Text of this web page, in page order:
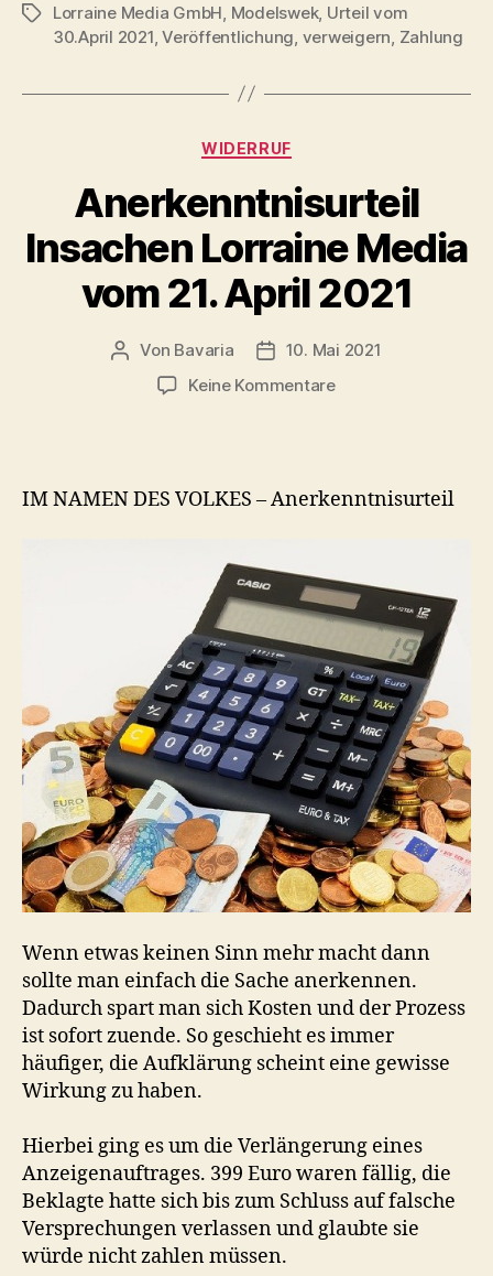
Schlagwörter
Lorraine Media GmbH Modelswek, Urteil vom
30.April 2021 ,Veröffentlichung verweigern Zahlung
Kategorien
WIDERRUF
Anerkenntnisurteil
Insachen Lorraine Media
vom 21. April 2021
Beitragsautor
Von Bavaria Veröffentlichungsdatum
10. Mai 2021
Keine Kommentarezu
vom
2021
IM NAMEN DES VOLKES – Anerkenntnisurteil
Wenn etwas keinen Sinn mehr macht dann
sollte man einfach die Sache anerkennen.
Dadurch spart man sich Kosten und der Prozess
ist sofort zuende. So geschieht es immer
häufiger, die Aufklärung scheint eine gewisse
Wirkung zu haben.
Hierbei ging es um die Verlängerung eines
Anzeigenauftrages. 399 Euro waren fällig, die
Beklagte hatte sich bis zum Schluss auf falsche
Versprechungen verlassen und glaubte sie
würde nicht zahlen müssen.